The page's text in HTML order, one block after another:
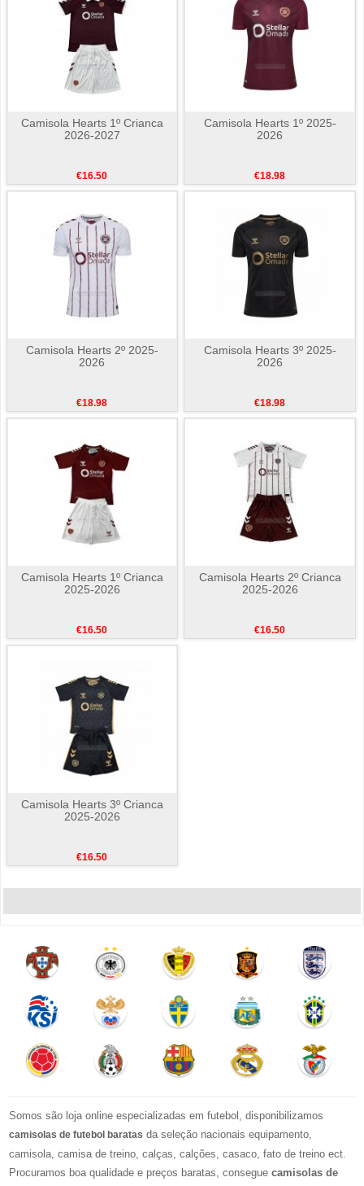
Camisola Hearts 1º Crianca
2026-2027
€16.50
Camisola Hearts 1º 2025-
2026
€18.98
Camisola Hearts 2º 2025-
2026
€18.98
Camisola Hearts 3º 2025-
2026
€18.98
Camisola Hearts 1º Crianca
2025-2026
€16.50
Camisola Hearts 2º Crianca
2025-2026
€16.50
Camisola Hearts 3º Crianca
2025-2026
€16.50
Somos são loja online especializadas em futebol, disponibilizamos
camisolas de futebol baratas da seleção nacionais equipamento,
camisola, camisa de treino, calças, calções, casaco, fato de treino ect.
Procuramos boa qualidade e preços baratas, consegue camisolas de